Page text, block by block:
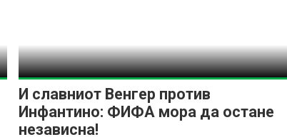
И славниот Венгер против
Инфантино: ФИФА мора да остане
независна!